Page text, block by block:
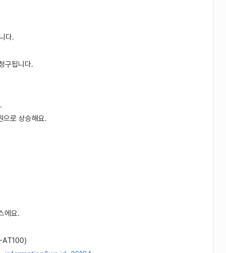
다.
구됩니다.
로 상승해요.
에요.
AT100)